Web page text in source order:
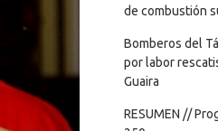
de combustión
Bomberos del
por labor
Guaira
RESUMEN //